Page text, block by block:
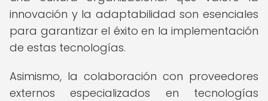
innovación y la adaptabilidad son esenciales
para garantizar el éxito en la implementación
de estas tecnologías.
Asimismo, la colaboración con proveedores
externos especializados en tecnologías